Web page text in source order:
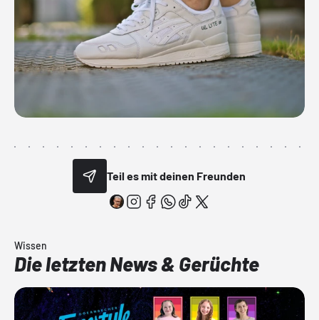
Teil es mit deinen Freunden
Wissen
Die letzten News & Gerüchte